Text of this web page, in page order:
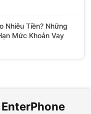
Nhiêu Tiền? Những
Mức Khoản Vay